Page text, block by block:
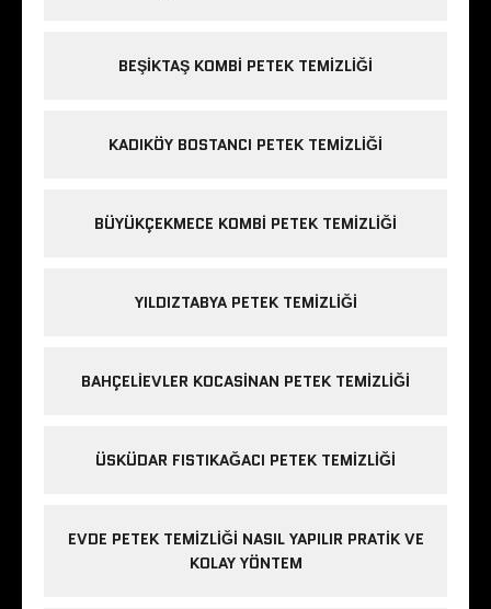
BEŞIKTAŞ KOMBI PETEK TEMIZLIĞI
KADIKÖY BOSTANCI PETEK TEMIZLIĞI
BÜYÜKÇEKMECE KOMBI PETEK TEMIZLIĞI
YILDIZTABYA PETEK TEMIZLIĞI
BAHÇELIEVLER KOCASINAN PETEK TEMIZLIĞI
ÜSKÜDAR FISTIKAĞACI PETEK TEMIZLIĞI
EVDE PETEK TEMIZLIĞI NASIL YAPILIR PRATIK VE
KOLAY YÖNTEM